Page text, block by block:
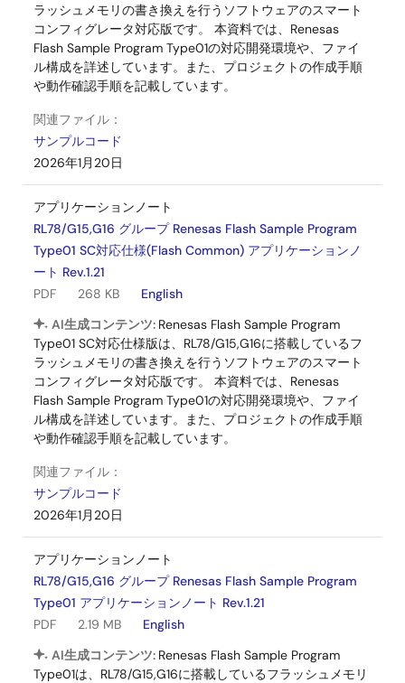
ラッシュメモリの書き換えを行うソフトウェアのスマート
コンフィグレータ対応版です。 本資料では、Renesas
Flash Sample Program Type01の対応開発環境や、ファイ
ル構成を詳述しています。また、プロジェクトの作成手順
や動作確認手順を記載しています。
関連ファイル：
サンプルコード
2026年1月20日
アプリケーションノート
RL78/G15,G16 グループ Renesas Flash Sample Program
Type01 SC対応仕様(Flash Common) アプリケーションノ
ート Rev.1.21
PDF
268 KB
English
AI生成コンテンツ: Renesas Flash Sample Program
Type01 SC対応仕様版は、RL78/G15,G16に搭載しているフ
ラッシュメモリの書き換えを行うソフトウェアのスマート
コンフィグレータ対応版です。 本資料では、Renesas
Flash Sample Program Type01の対応開発環境や、ファイ
ル構成を詳述しています。また、プロジェクトの作成手順
や動作確認手順を記載しています。
関連ファイル：
サンプルコード
2026年1月20日
アプリケーションノート
RL78/G15,G16 グループ Renesas Flash Sample Program
Type01 アプリケーションノート Rev.1.21
PDF
2.19 MB
English
AI生成コンテンツ: Renesas Flash Sample Program
Type01は、RL78/G15,G16に搭載しているフラッシュメモリ